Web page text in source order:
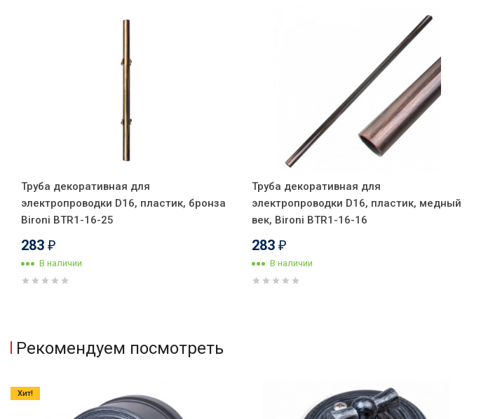
Труба декоративная для
электропроводки D16, пластик, бронза
Bironi BTR1-16-25
283 ₽
В наличии
Труба декоративная для
электропроводки D16, пластик, медный
век, Bironi BTR1-16-16
283 ₽
В наличии
Рекомендуем посмотреть
Хит!